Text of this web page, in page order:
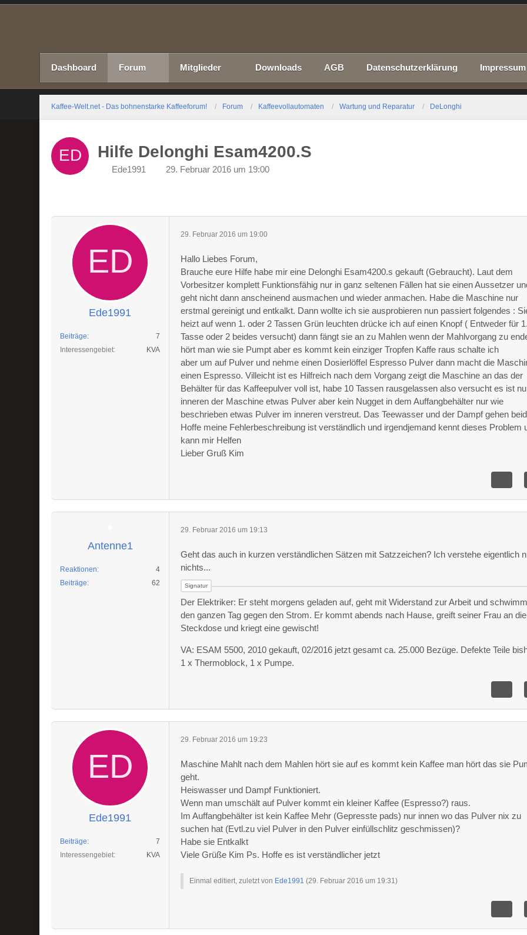
Dashboard Forum Mitglieder Downloads AGB Datenschutzerklärung Impressum
Kaffee-Welt.net - Das bohnenstarke Kaffeeforum! Forum Kaffeevollautomaten Wartung und Reparatur DeLonghi
Hilfe Delonghi Esam4200.S
Ede1991 29. Februar 2016 um 19:00
Ede1991
Beiträge
7
Interessengebiet
KVA
29. Februar 2016 um 19:00
Hallo Liebes Forum,
Brauche eure Hilfe habe mir eine Delonghi Esam4200.s gekauft (Gebraucht). Laut dem
Vorbesitzer komplett Funktionsfähig nur in ganz seltenen Fällen hat sie einen Aussetzer
geht nicht dann anscheinend ausmachen und wieder anmachen. Habe die Maschine nur
erstmal gereinigt und entkalkt. Dann wollte ich sie ausprobieren nun passiert folgendes :
heizt auf wenn 1. oder 2 Tassen Grün leuchten drücke ich auf einen Knopf ( Entweder für
Tasse oder 2 beides versucht) dann fängt sie an zu Mahlen wenn der Mahlvorgang zu
hört man wie sie Pumpt aber es kommt kein einziger Tropfen Kaffe raus schalte ich
aber um auf Pulver und nehme einen Dosierlöffel Espresso Pulver dann macht die
einen Espresso. Villeicht ist es Hilfreich nach dem Vorgang zeigt die Maschine an das der
Behälter für das Kaffeepulver voll ist, habe 10 Tassen rausgelassen also versucht es ist
inneren der Maschine etwas Pulver aber kein Nugget in dem Auffangbehälter nur wie
beschrieben etwas Pulver im inneren verstreut. Das Teewasser und der Dampf gehen
Hoffe meine Fehlerbeschreibung ist verständlich und irgendjemand kennt dieses Problem
kann mir Helfen
Lieber Gruß Kim
Antenne1
Reaktionen
4
Beiträge
62
29. Februar 2016 um 19:13
Geht das auch in kurzen verständlichen Sätzen mit Satzzeichen? Ich verstehe eigentlich
nichts...
Der Elektriker: Er steht morgens geladen auf, geht mit Widerstand zur Arbeit und
den ganzen Tag gegen den Strom. Er kommt abends nach Hause, greift seiner Frau an die
Steckdose und kriegt eine gewischt!
VA: ESAM 5500, 2010 gekauft, 02/2016 jetzt gesamt ca. 25.000 Bezüge. Defekte Teile
1 x Thermoblock, 1 x Pumpe.
Ede1991
Beiträge
7
Interessengebiet
KVA
29. Februar 2016 um 19:23
Maschine Mahlt nach dem Mahlen hört sie auf es kommt kein Kaffee man hört das sie
geht.
Heiswasser und Dampf Funktioniert.
Wenn man umschält auf Pulver kommt ein kleiner Kaffee (Espresso?) raus.
Im Auffangbehälter ist kein Kaffee Mehr (Gepresste pads) nur innen wo das Pulver nix zu
suchen hat (Evtl.zu viel Pulver in den Pulver einfüllschlitz geschmissen)?
Habe sie Entkalkt
Viele Grüße Kim Ps. Hoffe es ist verständlicher jetzt
Einmal editiert, zuletzt von Ede1991 (29. Februar 2016 um 19:31)